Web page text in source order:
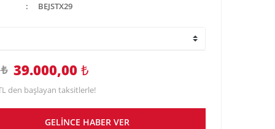
BEJSTX29
39.000,00 ₺
den başlayan taksitlerle!
GELİNCE HABER VER